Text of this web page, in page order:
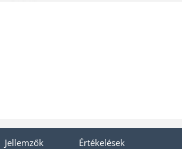
Jellemzők Értékelések